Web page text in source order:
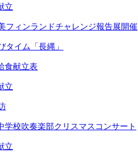
立
ィンランドチャレンジ報告展開催
イム「長縄」
食献立表
立
校吹奏楽部クリスマスコンサート
立